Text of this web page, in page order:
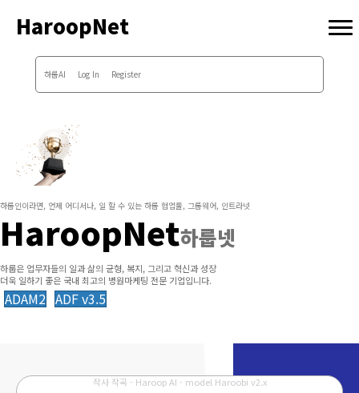
HaroopNet
하룹AI Log In Register
하룹인이라면, 언제 어디서나, 일 할 수 있는 하룹 협업툴, 그룹웨어, 인트라넷
HaroopNet하룹넷
하룹은 업무자들의 일과 삶의 균형, 복지, 그리고 혁신과 성장
더욱 일하기 좋은 국내 최고의 병원마케팅 전문 기업입니다.
ADAM2 ADF v3.5
작사 작곡 - Haroop AI - model Haroobi v2.x